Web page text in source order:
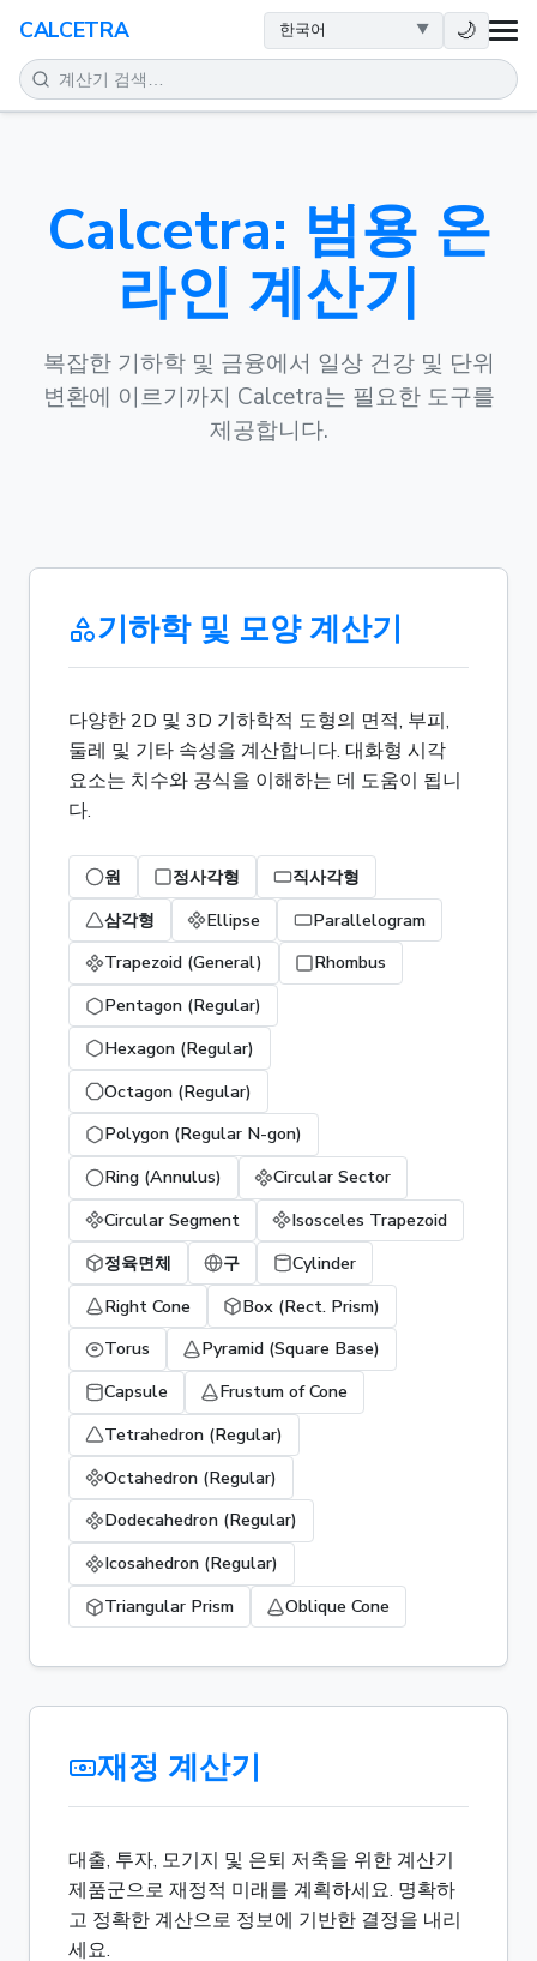
CALCETRA 🌙
수학
과학
기타 도구
Calcetra: 범용 온
라인 계산기
복잡한 기하학 및 금융에서 일상 건강 및 단위
변환에 이르기까지 Calcetra는 필요한 도구를
제공합니다.
기하학 및 모양 계산기
다양한 2D 및 3D 기하학적 도형의 면적, 부피,
둘레 및 기타 속성을 계산합니다. 대화형 시각
요소는 치수와 공식을 이해하는 데 도움이 됩니
다.
원 정사각형
직사각형
삼각형
Ellipse
Parallelogram
Trapezoid (General)
Rhombus
Pentagon (Regular)
Hexagon (Regular)
Octagon (Regular)
Polygon (Regular N-gon)
Ring (Annulus)
Circular Sector
Circular Segment
Isosceles Trapezoid
정육면체
구
Cylinder
Right Cone
Box (Rect. Prism)
Torus
Pyramid (Square Base)
Capsule
Frustum of Cone
Tetrahedron (Regular)
Octahedron (Regular)
Dodecahedron (Regular)
Icosahedron (Regular)
Triangular Prism
Oblique Cone
재정 계산기
대출, 투자, 모기지 및 은퇴 저축을 위한 계산기
제품군으로 재정적 미래를 계획하세요. 명확하
고 정확한 계산으로 정보에 기반한 결정을 내리
세요.